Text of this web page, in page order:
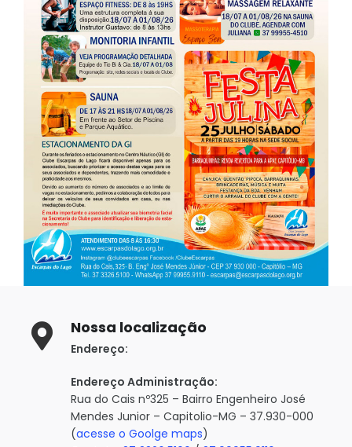
Nossa localização
Endereço:
Endereço Administração:
Rua do Cais nº325 – Bairro Engenheiro José
Mendes Junior – Capitolio-MG – 37.930-000
(acesse o Goolge maps)